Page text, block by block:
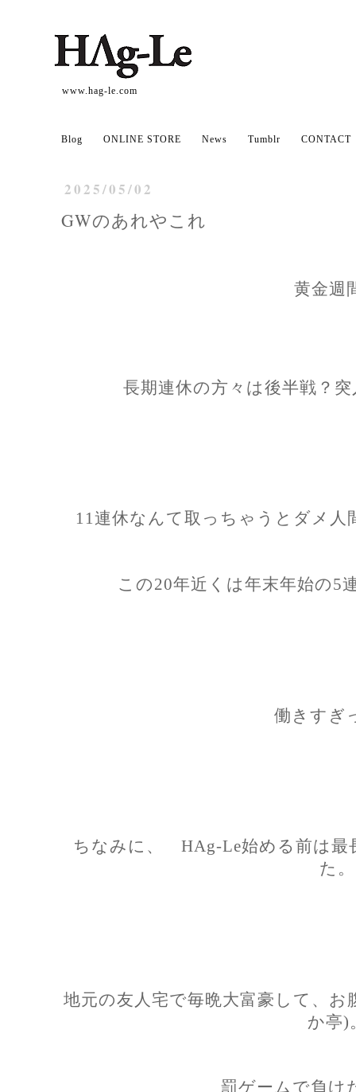
www.hag-le.com
Blog ONLINE STORE News Tumblr CONTACT
2025/05/02
GWのあれやこれ
黄金週
長期連休の方々は後半戦？
11連休なんて取っちゃうとダメ
この20年近くは年末年始の5
働きすぎ
ちなみに、 HAg-Le始める前は最
た。
地元の友人宅で毎晩大富豪して、
か亭)
罰ゲームで負け